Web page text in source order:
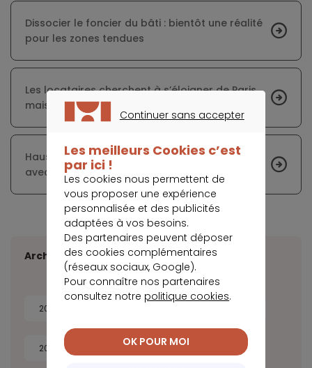
Dissocier le foncier du bâti : bientôt une réalité
pour les zones tendues
Les locataires cherchent à s’éloigner de Paris,
mais ne veulent pas changer de région
Hausse des prix immobiliers au Royaume-Uni
avec le boom des transactions
Archives
2026
2022 2020 2019
Continuer sans accepter
Les meilleurs Cookies c’est
par ici !
Les cookies nous permettent de
vous proposer une expérience
personnalisée et des publicités
adaptées à vos besoins.
Des partenaires peuvent déposer
des cookies complémentaires
(réseaux sociaux, Google).
Pour connaître nos partenaires
consultez notre politique cookies.
OK POUR MOI